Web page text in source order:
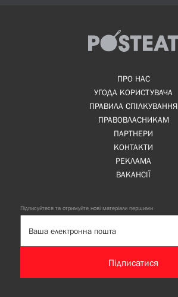
ПРО НАС
УГОДА КОРИСТУВАЧА
ПРАВИЛА СПІЛКУВАННЯ
ПРАВОВЛАСНИКАМ
ПАРТНЕРИ
КОНТАКТИ
РЕКЛАМА
ВАКАНСІЇ
Підписуйтеся та отримуйте нові матеріали першими
Підписатися